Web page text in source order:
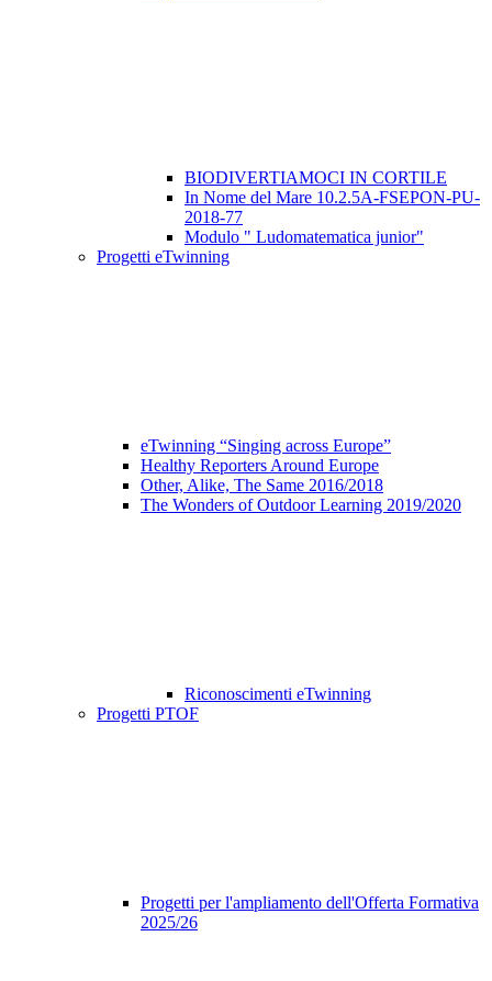
BIODIVERTIAMOCI IN CORTILE
In Nome del Mare 10.2.5A-FSEPON-PU-
2018-77
Modulo " Ludomatematica junior"
Progetti eTwinning
eTwinning “Singing across Europe”
Healthy Reporters Around Europe
Other, Alike, The Same 2016/2018
The Wonders of Outdoor Learning 2019/2020
Riconoscimenti eTwinning
Progetti PTOF
Progetti per l'ampliamento dell'Offerta Formativa
2025/26